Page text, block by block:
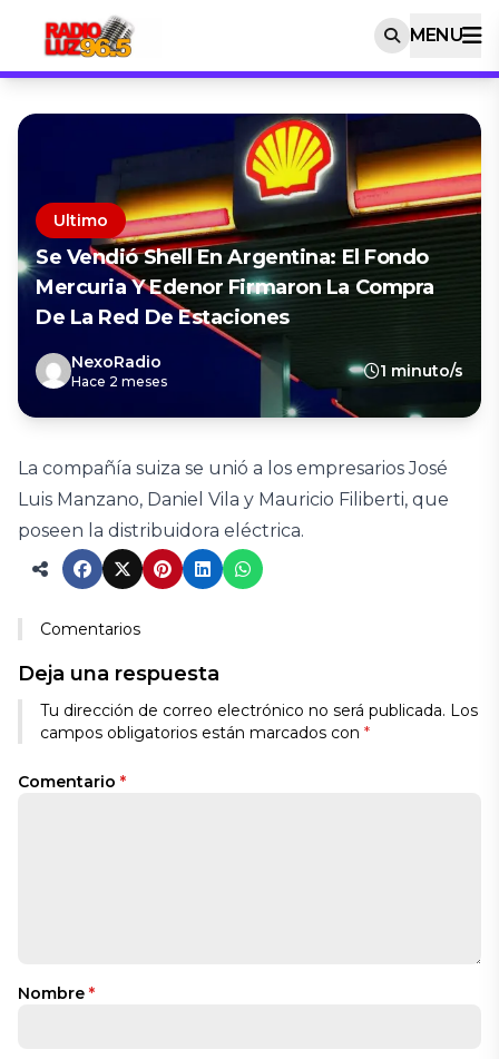
MENU
Ultimo
Se Vendió Shell En Argentina: El Fondo
Mercuria Y Edenor Firmaron La Compra
De La Red De Estaciones
NexoRadio
Hace 2 meses
1 minuto/s
La compañía suiza se unió a los empresarios José
Luis Manzano, Daniel Vila y Mauricio Filiberti, que
poseen la distribuidora eléctrica.
Comentarios
Deja una respuesta
Tu dirección de correo electrónico no será publicada. Los
campos obligatorios están marcados con *
Comentario *
Nombre *